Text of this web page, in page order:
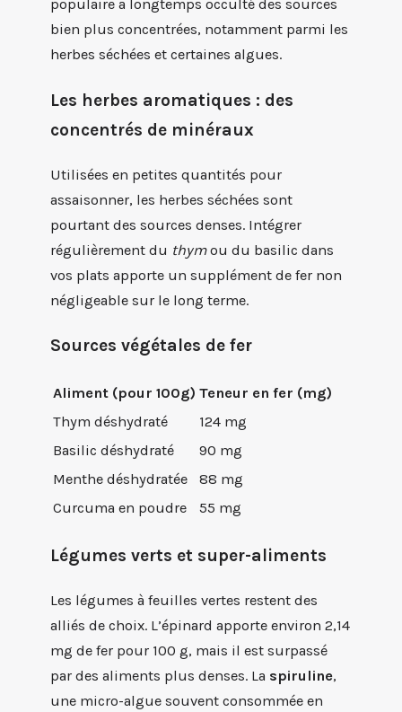
populaire a longtemps occulté des sources
bien plus concentrées, notamment parmi les
herbes séchées et certaines algues.
Les herbes aromatiques : des
concentrés de minéraux
Utilisées en petites quantités pour
assaisonner, les herbes séchées sont
pourtant des sources denses. Intégrer
régulièrement du thymou du basilic dans
vos plats apporte un supplément de fer non
négligeable sur le long terme.
Sources végétales de fer
Aliment (pour 100g) Teneur en fer (mg)
Thym déshydraté
124 mg
Basilic déshydraté
90 mg
Menthe déshydratée
88 mg
Curcuma en poudre
55 mg
Légumes verts et super-aliments
Les légumes à feuilles vertes restent des
alliés de choix. L’épinard apporte environ 2,14
mg de fer pour 100 g, mais il est surpassé
par des aliments plus denses. La spiruline,
une micro-algue souvent consommée en